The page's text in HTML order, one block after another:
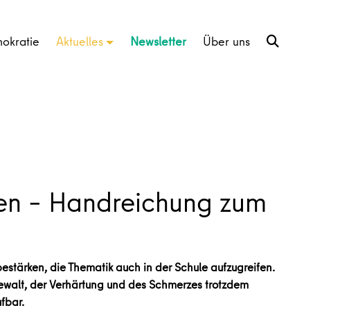
Aktuelles Newsletter Über uns
– Handreichung zum
die Thematik auch in der Schule aufzugreifen.
der Verhärtung und des Schmerzes trotzdem